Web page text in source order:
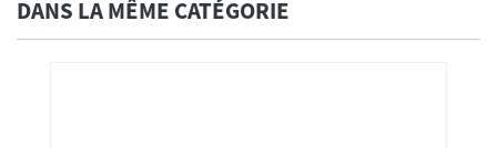
DANS LA MÊME CATÉGORIE